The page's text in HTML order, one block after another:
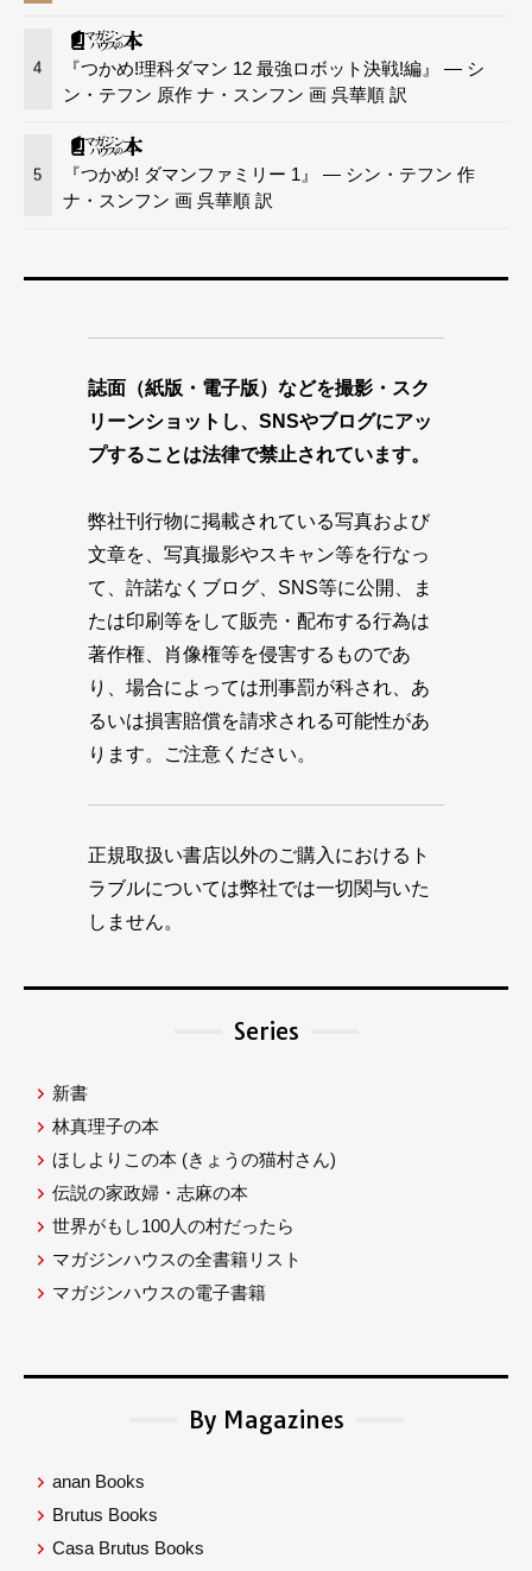
4
『つかめ!理科ダマン 12 最強ロボット決戦!編』 — シ
ン・テフン 原作 ナ・スンフン 画 呉華順 訳
5
『つかめ! ダマンファミリー 1』 — シン・テフン 作
ナ・スンフン 画 呉華順 訳
誌面（紙版・電子版）などを撮影・スク
リーンショットし、SNSやブログにアッ
プすることは法律で禁止されています。
弊社刊行物に掲載されている写真および
文章を、写真撮影やスキャン等を行なっ
て、許諾なくブログ、SNS等に公開、ま
たは印刷等をして販売・配布する行為は
著作権、肖像権等を侵害するものであ
り、場合によっては刑事罰が科され、あ
るいは損害賠償を請求される可能性があ
ります。ご注意ください。
正規取扱い書店以外のご購入におけるト
ラブルについては弊社では一切関与いた
しません。
Series
新書
林真理子の本
ほしよりこの本 (きょうの猫村さん)
伝説の家政婦・志麻の本
世界がもし100人の村だったら
マガジンハウスの全書籍リスト
マガジンハウスの電子書籍
By Magazines
anan Books
Brutus Books
Casa Brutus Books